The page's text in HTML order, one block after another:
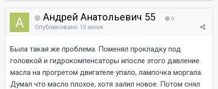
Андрей Анатольевич 55 0
Опубликовано 13 июня
Была такая же проблема. Поменял прокладку под
головкой и гидрокомпенсаторы ипосле этого давление
масла на прогретом двигателе упало, лампочка моргала.
Думал что масло плохое, хотя залил новое. Потом снял